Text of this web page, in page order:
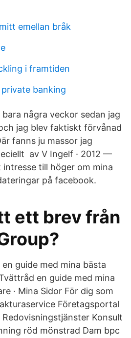
emellan bråk
i framtiden
banking
några veckor sedan jag
jag blev faktiskt förvånad
fanns ju massor jag
av V Ingelf · 2012 —
till höger om mina
på facebook.
ett brev från
guide med mina bästa
en guide med mina
· Mina Sidor För dig som
Företagsportal
Konsult
röd mönstrad Dam bpc